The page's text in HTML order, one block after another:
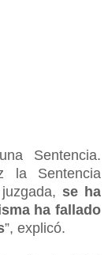
Sentencia.
la Sentencia
se ha
ha fallado
”, explicó.